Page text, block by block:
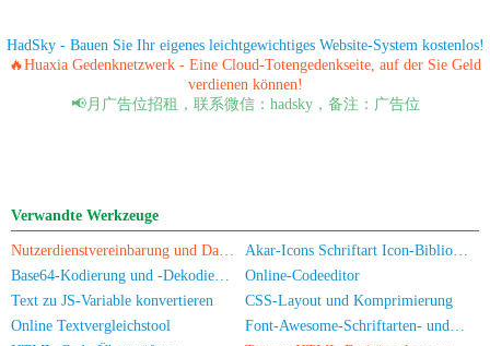
HadSky - Bauen Sie Ihr eigenes leichtgewichtiges Website-System kostenlos!
🔥Huaxia Gedenknetzwerk - Eine Cloud-Totengedenkseite, auf der Sie Geld
verdienen können!
📢月广告位招租，联系微信：hadsky，备注：广告位
Verwandte Werkzeuge
Nutzerdienstvereinbarung und Datenschutzrichtlinie
Akar-Icons Schriftart Icon-Bibliothek
Base64-Kodierung und -Dekodierung
Online-Codeeditor
Text zu JS-Variable konvertieren
CSS-Layout und Komprimierung
Online Textvergleichstool
Font-Awesome-Schriftarten- und Symbolbibliothek